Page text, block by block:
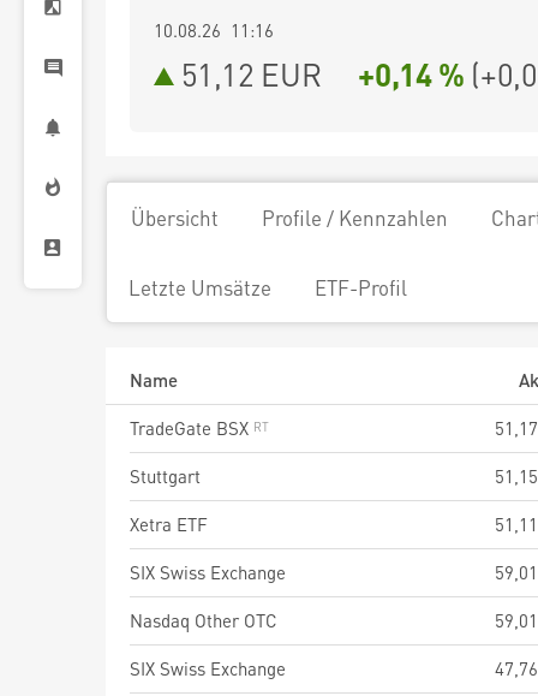
10.08.26 11:16
51,12 EUR +0,14 % (
Übersicht Profile / Kennzahlen
Letzte Umsätze ETF-Profil
Name
TradeGate BSX
51,17
Stuttgart
51,15
Xetra ETF
51,11
SIX Swiss Exchange
59,01
Nasdaq Other OTC
59,01
SIX Swiss Exchange
47,76